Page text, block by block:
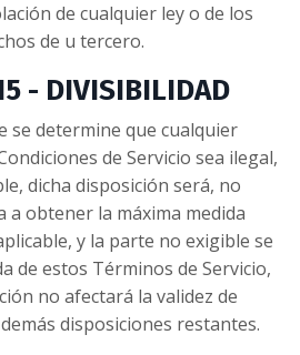
de cualquier ley o de los
de u tercero.
- DIVISIBILIDAD
se determine que cualquier
de Servicio sea ilegal,
dicha disposición será, no
a obtener la máxima medida
y la parte no exigible se
de estos Términos de Servicio,
no afectará la validez de
disposiciones restantes.